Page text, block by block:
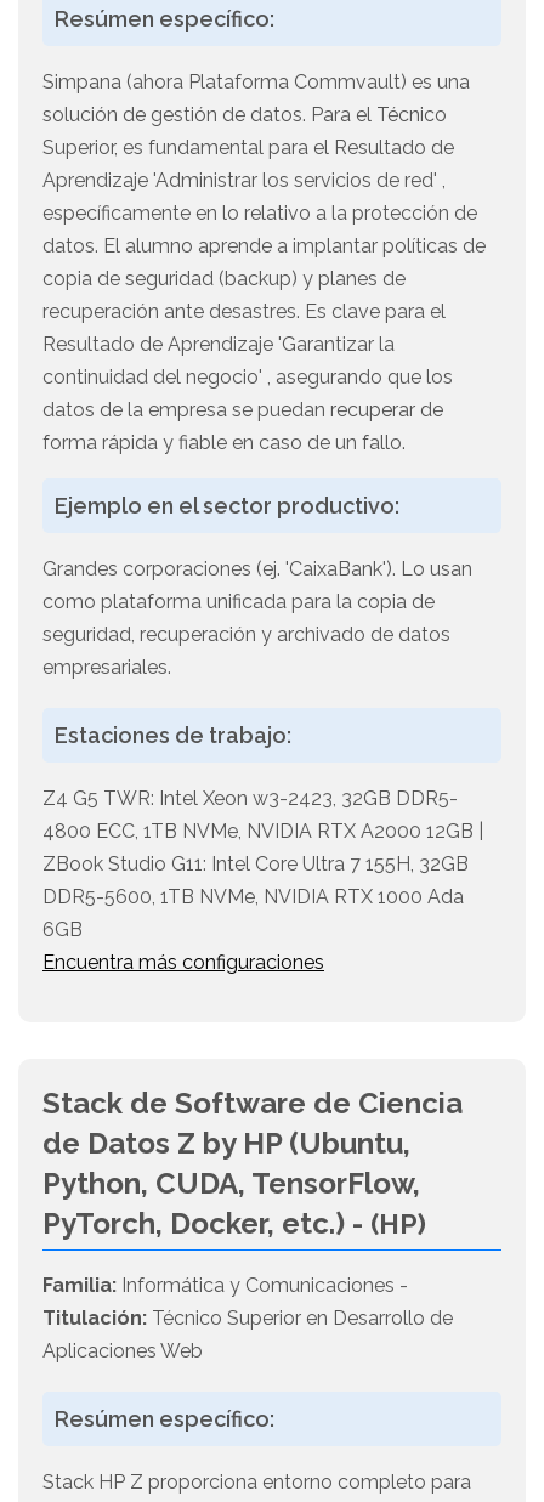
Resúmen específico:
Simpana (ahora Plataforma Commvault) es una
solución de gestión de datos. Para el Técnico
Superior, es fundamental para el Resultado de
Aprendizaje 'Administrar los servicios de red' ,
específicamente en lo relativo a la protección de
datos. El alumno aprende a implantar políticas de
copia de seguridad (backup) y planes de
recuperación ante desastres. Es clave para el
Resultado de Aprendizaje 'Garantizar la
continuidad del negocio' , asegurando que los
datos de la empresa se puedan recuperar de
forma rápida y fiable en caso de un fallo.
Ejemplo en el sector productivo:
Grandes corporaciones (ej. 'CaixaBank'). Lo usan
como plataforma unificada para la copia de
seguridad, recuperación y archivado de datos
empresariales.
Estaciones de trabajo:
Z4 G5 TWR: Intel Xeon w3-2423, 32GB DDR5-
4800 ECC, 1TB NVMe, NVIDIA RTX A2000 12GB |
ZBook Studio G11: Intel Core Ultra 7 155H, 32GB
DDR5-5600, 1TB NVMe, NVIDIA RTX 1000 Ada
6GB
Encuentra más configuraciones
Stack de Software de Ciencia
de Datos Z by HP (Ubuntu,
Python, CUDA, TensorFlow,
PyTorch, Docker, etc.) - (HP)
Familia: Informática y Comunicaciones -
Titulación: Técnico Superior en Desarrollo de
Aplicaciones Web
Resúmen específico:
Stack HP Z proporciona entorno completo para